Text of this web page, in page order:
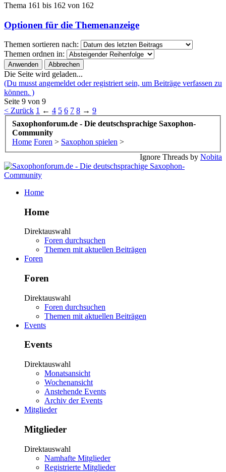
Thema 161 bis 162 von 162
Optionen für die Themenanzeige
Themen sortieren nach:
Themen ordnen in:
Die Seite wird geladen...
(Du musst angemeldet oder registriert sein, um Beiträge verfassen zu
können. )
Seite 9 von 9
< Zurück 1 ← 4 5 6 7 8 → 9
Saxophonforum.de - Die deutschsprachige Saxophon-
Community
Home Foren > Saxophon spielen >
Ignore Threads by Nobita
Home
Home
Direktauswahl
Foren durchsuchen
Themen mit aktuellen Beiträgen
Foren
Foren
Direktauswahl
Foren durchsuchen
Themen mit aktuellen Beiträgen
Events
Events
Direktauswahl
Monatsansicht
Wochenansicht
Anstehende Events
Archiv der Events
Mitglieder
Mitglieder
Direktauswahl
Namhafte Mitglieder
Registrierte Mitglieder